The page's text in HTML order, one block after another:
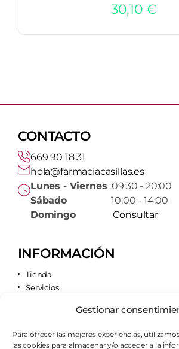
Gestionar
Para ofrecer las mejores experiencias,
las cookies para almacenar y/o acceder a la
30,10€
CONTACTO
669 90 18 31
hola@farmaciacasillas.es
Lunes - Viernes 09:30 - 20:00
Sábado10:00 - 14:00
Domingo
Consultar
INFORMACIÓN
Tienda
Servicios
Quiénes somos